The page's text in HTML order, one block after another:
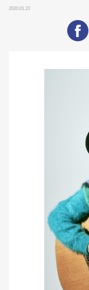
2020.01.22